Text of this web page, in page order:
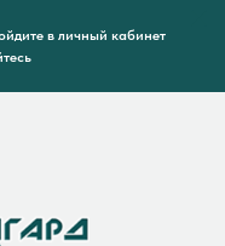
в личный кабинет